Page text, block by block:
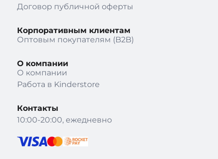
Договор публичной оферты
Корпоративным клиентам
Оптовым покупателям (B2B)
О компании
О компании
Работа в Kinderstore
Контакты
10:00-20:00, ежедневно